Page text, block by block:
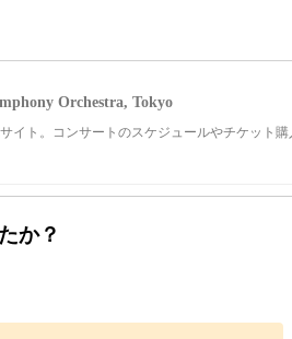
Orchestra, Tokyo
イト。コンサートのスケジュールやチケット
か？